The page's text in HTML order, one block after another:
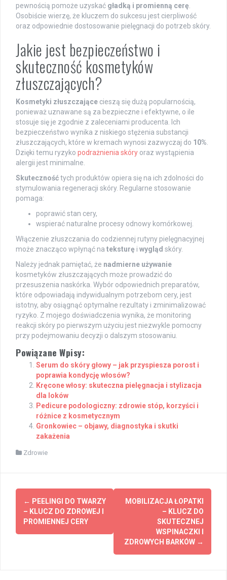
pewnością pomoże uzyskać gładką i promienną cerę.
Osobiście wierzę, że kluczem do sukcesu jest cierpliwość
oraz odpowiednie dostosowanie pielęgnacji do potrzeb skóry.
Jakie jest bezpieczeństwo i
skuteczność kosmetyków
złuszczających?
Kosmetyki złuszczające cieszą się dużą popularnością,
ponieważ uznawane są za bezpieczne i efektywne, o ile
stosuje się je zgodnie z zaleceniami producenta. Ich
bezpieczeństwo wynika z niskiego stężenia substancji
złuszczających, które w kremach wynosi zazwyczaj do 10%.
Dzięki temu ryzyko podrażnienia skóry oraz wystąpienia
alergii jest minimalne.
Skutecznośćtych produktów opiera się na ich zdolności do
stymulowania regeneracji skóry. Regularne stosowanie
pomaga:
poprawić stan cery,
wspierać naturalne procesy odnowy komórkowej.
Włączenie złuszczania do codziennej rutyny pielęgnacyjnej
może znacząco wpłynąć na teksturę i wygląd skóry.
Należy jednak pamiętać, że nadmierne używanie
kosmetyków złuszczających może prowadzić do
przesuszenia naskórka. Wybór odpowiednich preparatów,
które odpowiadają indywidualnym potrzebom cery, jest
istotny, aby osiągnąć optymalne rezultaty i zminimalizować
ryzyko. Z mojego doświadczenia wynika, że monitoring
reakcji skóry po pierwszym użyciu jest niezwykle pomocny
przy podejmowaniu decyzji o dalszym stosowaniu.
Powiązane Wpisy:
Serum do skóry głowy – jak przyspiesza porost i
poprawia kondycję włosów?
Kręcone włosy: skuteczna pielęgnacja i stylizacja
dla loków
Pedicure podologiczny: zdrowie stóp, korzyści i
różnice z kosmetycznym
Gronkowiec – objawy, diagnostyka i skutki
zakażenia
Zdrowie
Post
navigation
← PEELINGI DO TWARZY
– KLUCZ DO ZDROWEJ I
PROMIENNEJ CERY
MOBILIZACJA ŁOPATKI
– KLUCZ DO
SKUTECZNEJ
WSPINACZKI I
ZDROWYCH BARKÓW →